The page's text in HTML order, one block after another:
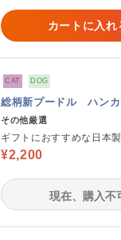
カートに入れ
CAT DOG
総柄新プードル ハンカ
その他厳選
ギフトにおすすめな日本
¥2,200
現在、購入不